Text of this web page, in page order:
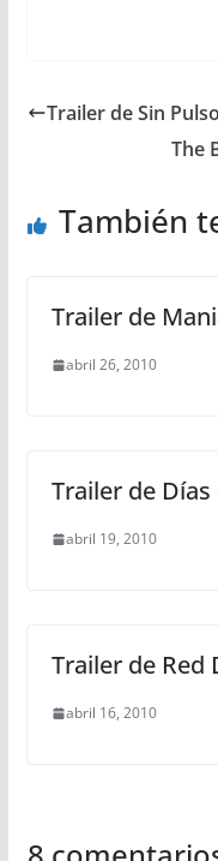
Trailer de Sin Pulso
The
También
Trailer de
abril 26, 2010
Trailer de Días
abril 19, 2010
Trailer de Red
abril 16, 2010